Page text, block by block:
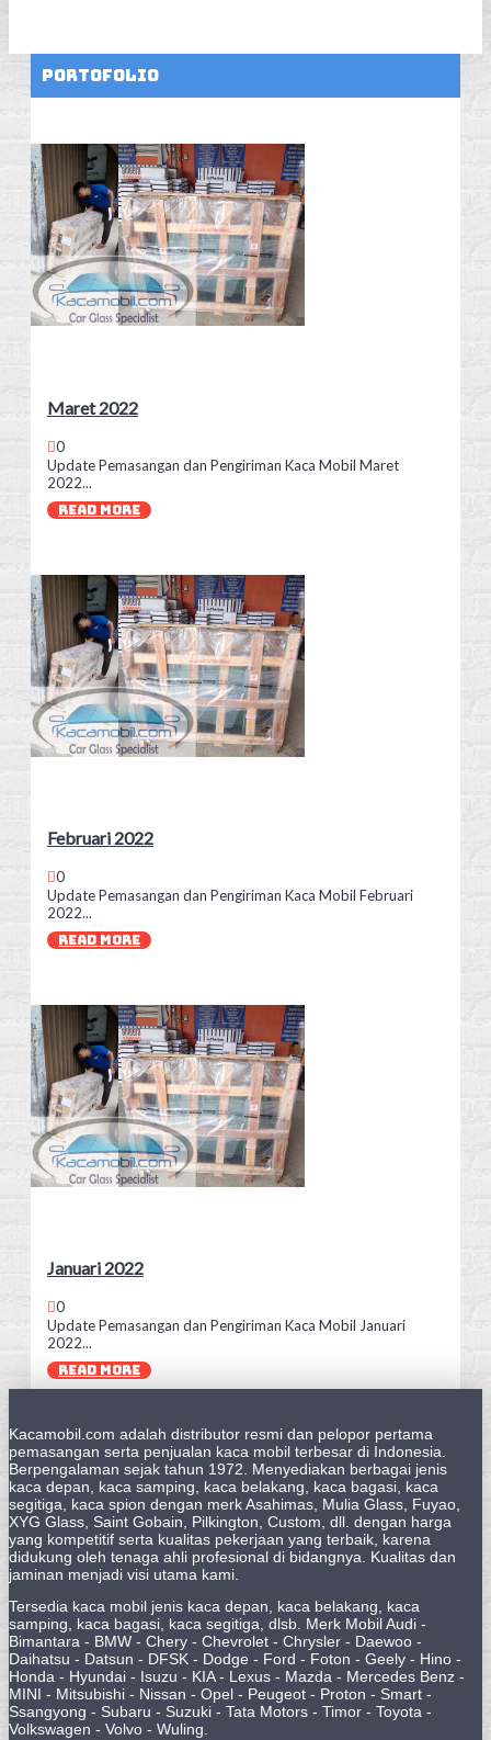
Portofolio
Maret 2022
0
Update Pemasangan dan Pengiriman Kaca Mobil Maret
2022...
READ MORE
Februari 2022
0
Update Pemasangan dan Pengiriman Kaca Mobil Februari
2022...
READ MORE
Januari 2022
0
Update Pemasangan dan Pengiriman Kaca Mobil Januari
2022...
READ MORE
Kacamobil.com adalah distributor resmi dan pelopor pertama
pemasangan serta penjualan kaca mobil terbesar di Indonesia.
Berpengalaman sejak tahun 1972. Menyediakan berbagai jenis
kaca depan, kaca samping, kaca belakang, kaca bagasi, kaca
segitiga, kaca spion dengan merk Asahimas, Mulia Glass, Fuyao,
XYG Glass, Saint Gobain, Pilkington, Custom, dll. dengan harga
yang kompetitif serta kualitas pekerjaan yang terbaik, karena
didukung oleh tenaga ahli profesional di bidangnya. Kualitas dan
jaminan menjadi visi utama kami.
Tersedia kaca mobil jenis kaca depan, kaca belakang, kaca
samping, kaca bagasi, kaca segitiga, dlsb. Merk Mobil Audi -
Bimantara - BMW - Chery - Chevrolet - Chrysler - Daewoo -
Daihatsu - Datsun - DFSK - Dodge - Ford - Foton - Geely - Hino -
Honda - Hyundai - Isuzu - KIA - Lexus - Mazda - Mercedes Benz -
MINI - Mitsubishi - Nissan - Opel - Peugeot - Proton - Smart -
Ssangyong - Subaru - Suzuki - Tata Motors - Timor - Toyota -
Volkswagen - Volvo - Wuling.